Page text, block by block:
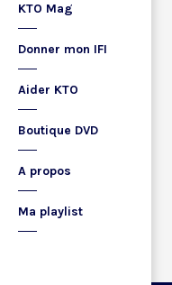
KTO Mag
Donner mon IFI
Aider KTO
Boutique DVD
A propos
Ma playlist